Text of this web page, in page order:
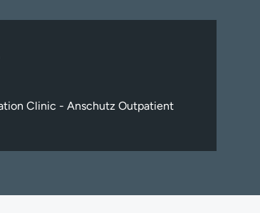
Clinic - Anschutz Outpatient